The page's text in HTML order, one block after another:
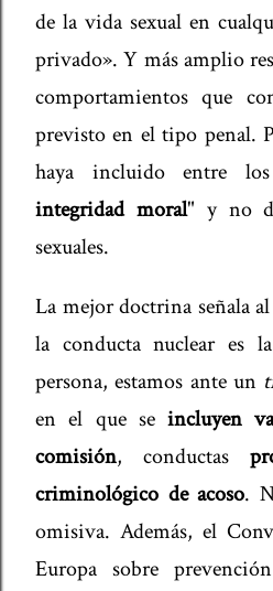
de la vida sexual en
privado». Y más amplio
comportamientos que
previsto en el tipo penal.
haya incluido entre
integridad moral" y no
sexuales.
La mejor doctrina señala
la conducta nuclear es
persona, estamos ante un
en el que seincluyen
comisión, conductas
criminológico de acoso.
omisiva. Además, el
Europa sobre